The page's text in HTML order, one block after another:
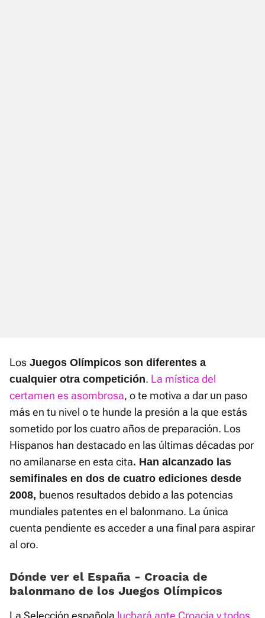
Los Juegos Olímpicos son diferentes a
cualquier otra competición. La mística del
certamen es asombrosa, o te motiva a dar un paso
más en tu nivel o te hunde la presión a la que estás
sometido por los cuatro años de preparación. Los
Hispanos han destacado en las últimas décadas por
no amilanarse en esta cita. Han alcanzado las
semifinales en dos de cuatro ediciones desde
2008, buenos resultados debido a las potencias
mundiales patentes en el balonmano. La única
cuenta pendiente es acceder a una final para aspirar
al oro.
Dónde ver el España - Croacia de
balonmano de los Juegos Olímpicos
La Selección española luchará ante Croacia y todos